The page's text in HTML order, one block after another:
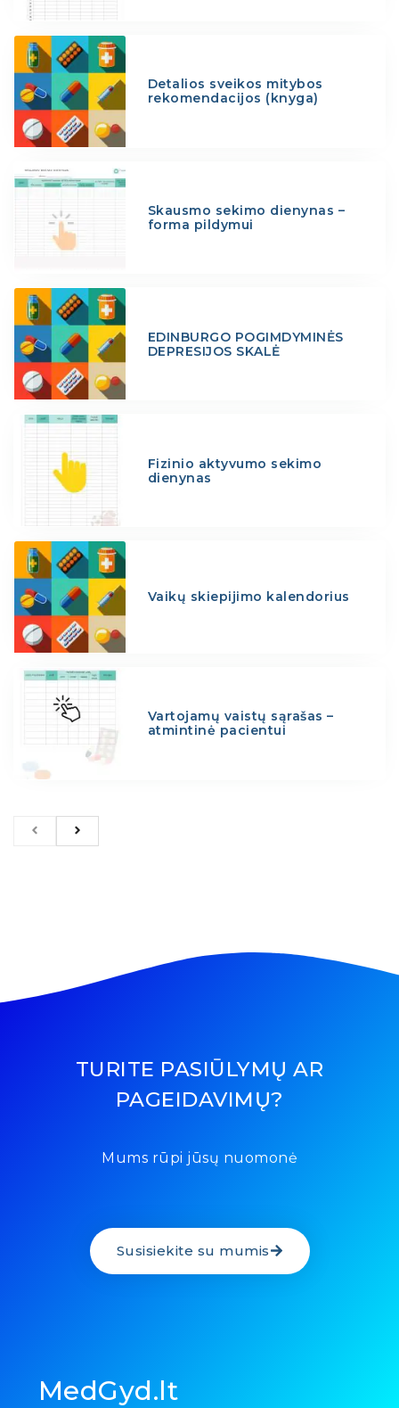
Detalios sveikos mitybos
rekomendacijos (knyga)
Skausmo sekimo dienynas –
forma pildymui
EDINBURGO POGIMDYMINĖS
DEPRESIJOS SKALĖ
Fizinio aktyvumo sekimo
dienynas
Vaikų skiepijimo kalendorius
Vartojamų vaistų sąrašas –
atmintinė pacientui
TURITE PASIŪLYMŲ AR
PAGEIDAVIMŲ?
Mums rūpi jūsų nuomonė
Susisiekite su mumis
MedGyd.lt